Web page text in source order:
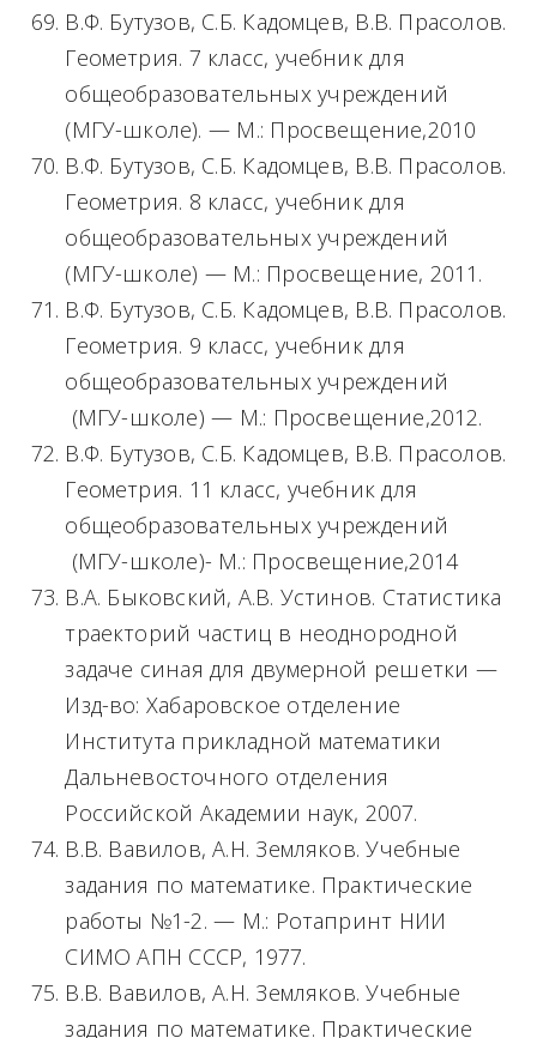
В.Ф. Бутузов, С.Б. Кадомцев, В.В. Прасолов.
Геометрия. 7 класс, учебник для
общеобразовательных учреждений
(МГУ-школе). — М.: Просвещение,2010
В.Ф. Бутузов, С.Б. Кадомцев, В.В. Прасолов.
Геометрия. 8 класс, учебник для
общеобразовательных учреждений
(МГУ-школе) — М.: Просвещение, 2011.
В.Ф. Бутузов, С.Б. Кадомцев, В.В. Прасолов.
Геометрия. 9 класс, учебник для
общеобразовательных учреждений
(МГУ-школе) — М.: Просвещение,2012.
В.Ф. Бутузов, С.Б. Кадомцев, В.В. Прасолов.
Геометрия. 11 класс, учебник для
общеобразовательных учреждений
(МГУ-школе)- М.: Просвещение,2014
В.А. Быковский, А.В. Устинов. Статистика
траекторий частиц в неоднородной
задаче синая для двумерной решетки —
Изд-во: Хабаровское отделение
Института прикладной математики
Дальневосточного отделения
Российской Академии наук, 2007.
В.В. Вавилов, А.Н. Земляков. Учебные
задания по математике. Практические
работы №1-2. — М.: Ротапринт НИИ
СИМО АПН СССР, 1977.
В.В. Вавилов, А.Н. Земляков. Учебные
задания по математике. Практические